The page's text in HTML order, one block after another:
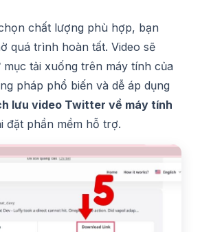
chất lượng phù hợp, bạn
quá trình hoàn tất. Video sẽ
tải xuống trên máy tính của
pháp phổ biến và dễ áp dụng
lưu video Twitter về máy tính
đặt phần mềm hỗ trợ.